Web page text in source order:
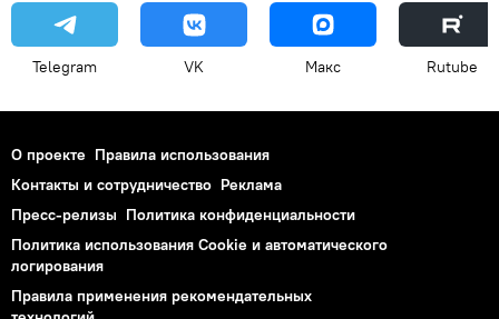
Telegram VK Макс Rutube
О проекте Правила использования
Контакты и сотрудничество Реклама
Пресс-релизы Политика конфиденциальности
Политика использования Cookie и автоматического
логирования
Правила применения рекомендательных